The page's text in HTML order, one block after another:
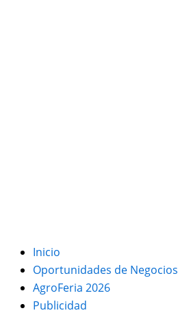
Inicio
Oportunidades de Negocios
AgroFeria 2026
Publicidad